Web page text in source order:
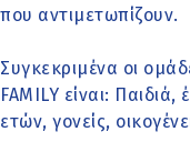
που αντιμετωπίζουν.
Συγκεκριμένα οι
FAMILY είναι:
ετών, γονείς,